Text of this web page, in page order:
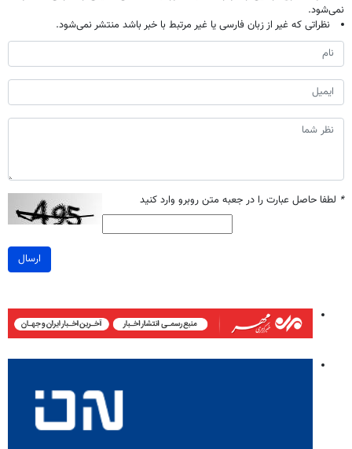
نمی‌شود.
نظراتی که غیر از زبان فارسی یا غیر مرتبط با خبر باشد منتشر نمی‌شود.
* لطفا حاصل عبارت را در جعبه متن روبرو وارد کنید
ارسال